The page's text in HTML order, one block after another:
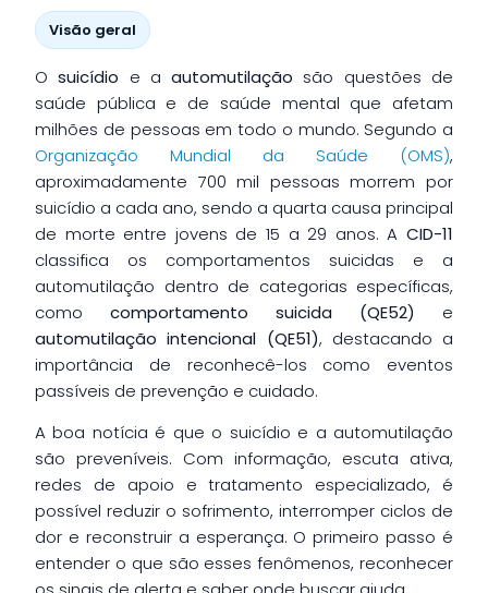
Visão geral
Osuicídio e aautomutilação são questões de
saúde pública e de saúde mental que afetam
milhões de pessoas em todo o mundo. Segundo a
Organização Mundial da Saúde (OMS),
aproximadamente 700 mil pessoas morrem por
suicídio a cada ano, sendo a quarta causa principal
de morte entre jovens de 15 a 29 anos. A CID-11
classifica os comportamentos suicidas e a
automutilação dentro de categorias específicas,
como comportamento suicida (QE52) e
automutilação intencional (QE51), destacando a
importância de reconhecê-los como eventos
passíveis de prevenção e cuidado.
A boa notícia é que o suicídio e a automutilação
são preveníveis. Com informação, escuta ativa,
redes de apoio e tratamento especializado, é
possível reduzir o sofrimento, interromper ciclos de
dor e reconstruir a esperança. O primeiro passo é
entender o que são esses fenômenos, reconhecer